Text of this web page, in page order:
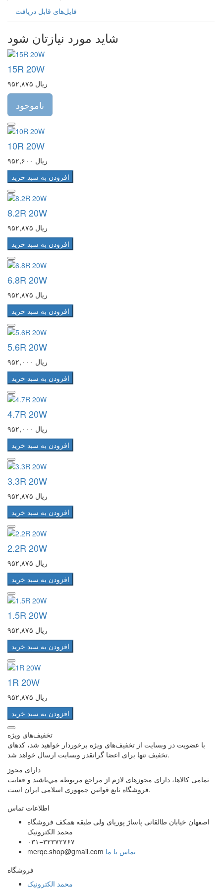
فایل‌های قابل دریافت
شاید مورد نیازتان شود
15R 20W
۹۵۲,۸۷۵ ریال
ناموجود
10R 20W
۹۵۲,۶۰۰ ریال
افزودن به سبد خرید
8.2R 20W
۹۵۲,۸۷۵ ریال
افزودن به سبد خرید
6.8R 20W
۹۵۲,۸۷۵ ریال
افزودن به سبد خرید
5.6R 20W
۹۵۲,۰۰۰ ریال
افزودن به سبد خرید
4.7R 20W
۹۵۲,۰۰۰ ریال
افزودن به سبد خرید
3.3R 20W
۹۵۲,۸۷۵ ریال
افزودن به سبد خرید
2.2R 20W
۹۵۲,۸۷۵ ریال
افزودن به سبد خرید
1.5R 20W
۹۵۲,۸۷۵ ریال
افزودن به سبد خرید
1R 20W
۹۵۲,۸۷۵ ریال
افزودن به سبد خرید
تخفیف‌های ویژه
با عضویت در وبسایت از تخفیف‌های ویژه برخوردار خواهید شد، کدهای
تخفیف تنها برای اعضا گرانقدر وبسایت ارسال خواهد شد.
دارای مجوز
تمامی كالاها، دارای مجوزهای لازم از مراجع مربوطه مي‌باشند و فعایت
فروشگاه تابع قوانين جمهوری اسلامی ايران است.
اطلاعات تماس
اصفهان خیابان طالقانی پاساژ پوریای ولی طبقه همکف فروشگاه
محمد الکترونیک
۰۳۱−۳۲۳۷۲۷۶۷
merqc.shop@gmail.com تماس با ما
فروشگاه
محمد الکترونیک